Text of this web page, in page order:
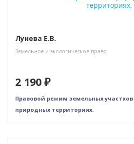
Лунева Е.В.
Земельное и экологическое право
2 190 ₽
Правовой режим земельных
природных территориях.